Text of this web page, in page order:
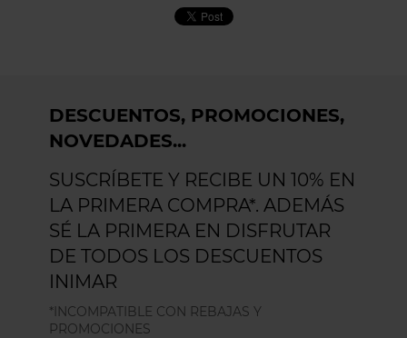
DESCUENTOS, PROMOCIONES,
NOVEDADES...
SUSCRÍBETE Y RECIBE UN 10% EN
LA PRIMERA COMPRA*. ADEMÁS
SÉ LA PRIMERA EN DISFRUTAR
DE TODOS LOS DESCUENTOS
INIMAR
*INCOMPATIBLE CON REBAJAS Y
PROMOCIONES